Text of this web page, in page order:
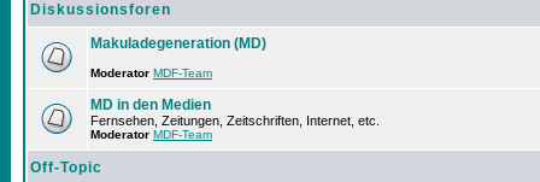
Diskussionsforen
Makuladegeneration (MD)
Moderator MDF-Team
MD in den Medien
Fernsehen, Zeitungen, Zeitschriften, Internet, etc.
Moderator MDF-Team
Off-Topic